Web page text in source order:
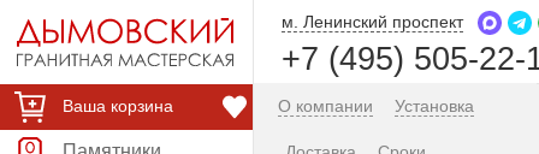
Ваша корзина
м. Ленинский проспект
+7 (495) 505-22-
О компании Установка